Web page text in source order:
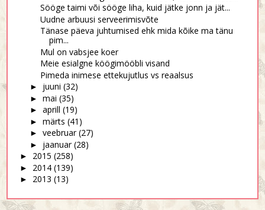
Sööge taimi või sööge liha, kuid jätke jonn ja jät...
Uudne arbuusi serveerimisvõte
Tänase päeva juhtumised ehk mida kõike ma tänu
pim...
Mul on vabsjee koer
Meie esialgne köögimööbli visand
Pimeda inimese ettekujutlus vs reaalsus
► juuni (32)
► mai (35)
► aprill (19)
► märts (41)
► veebruar (27)
► jaanuar (28)
► 2015 (258)
► 2014 (139)
► 2013 (13)